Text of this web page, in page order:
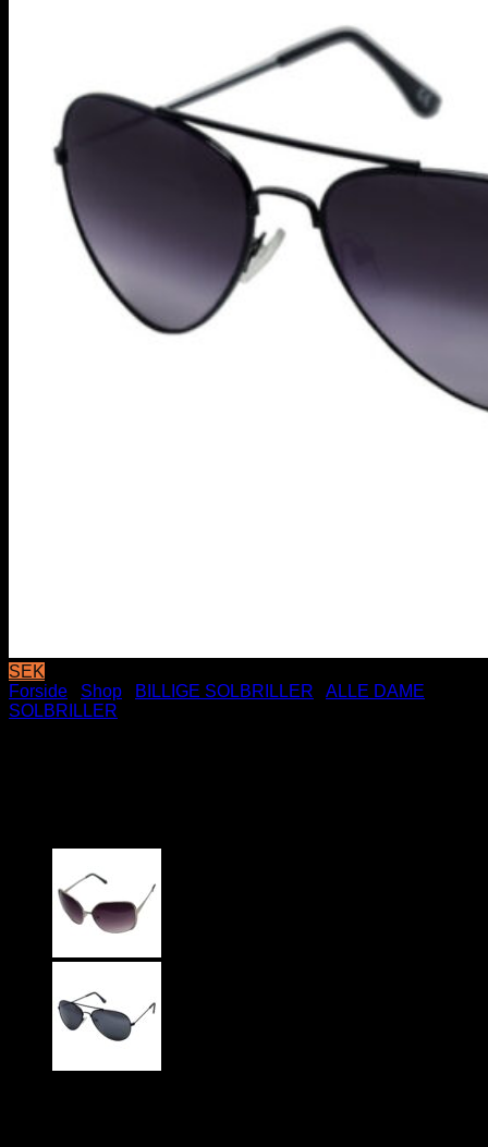
SEK
Forside
Shop BILLIGE SOLBRILLER
ALLE DAME
SOLBRILLER